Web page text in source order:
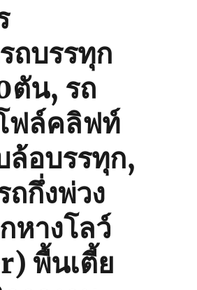
ถบรรทุก
ตัน, รถ
ฟล์คลิฟท์
อบรรทุก,
ถกึ่งพ่วง
หางโลว์
พื้นเตี้ย